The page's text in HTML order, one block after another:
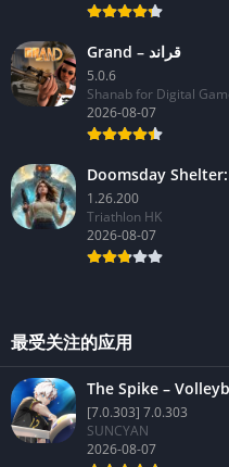
Grand – قراند
5.0.6
Shanab for Digital
2026-08-07
Doomsday
1.26.200
Triathlon HK
2026-08-07
最受关注的应用
The Spike –
[7.0.303] 7.0.303
SUNCYAN
2026-08-07